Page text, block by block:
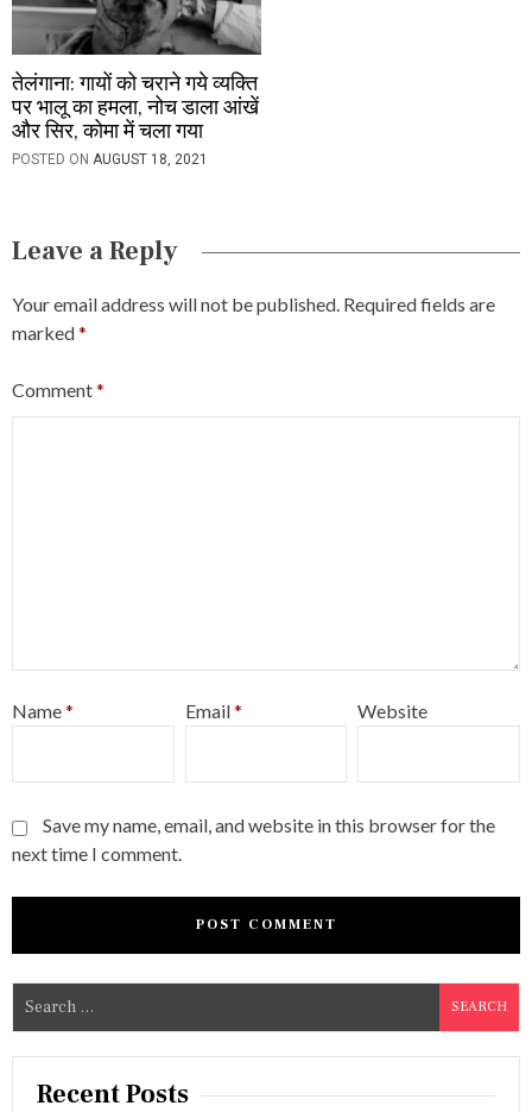
तेलंगाना: गायों को चराने गये व्यक्ति
पर भालू का हमला, नोच डाला आंखें
और सिर, कोमा में चला गया
POSTED ON AUGUST 18, 2021
Leave a Reply
Your email address will not be published. Required fields are
marked*
Comment*
Name* Email* Website
Save my name, email, and website in this browser for the
next time I comment.
e
a
Recent Posts